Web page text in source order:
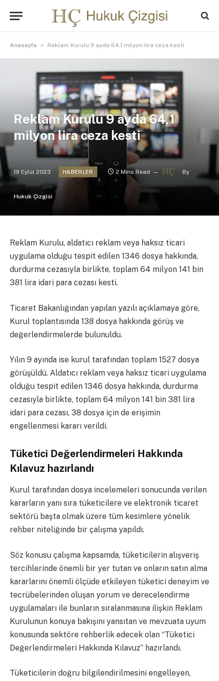
Anasayfa » Reklam Kurulu 9 ayda 64,1 milyon lira ceza kesti
Reklam Kurulu 9 ayda 64,1
milyon lira ceza kesti
19 Eylül 2023 HABERLER 2 Mins Read By
Hukuk Çizgisi
Reklam Kurulu, aldatıcı reklam veya haksız ticari
uygulama olduğu tespit edilen 1346 dosya hakkında,
durdurma cezasıyla birlikte, toplam 64 milyon 141 bin
381 lira idari para cezası kesti.
Ticaret Bakanlığından yapılan yazılı açıklamaya göre,
Kurul toplantısında 138 dosya hakkında görüş ve
değerlendirmelerde bulunuldu.
Yılın 9 ayında ise kurul tarafından toplam 1527 dosya
görüşüldü. Aldatıcı reklam veya haksız ticari uygulama
olduğu tespit edilen 1346 dosya hakkında, durdurma
cezasıyla birlikte, toplam 64 milyon 141 bin 381 lira
idari para cezası, 38 dosya için de erişimin
engellenmesi kararı verildi.
Tüketici Değerlendirmeleri Hakkında
Kılavuz hazırlandı
Kurul tarafından dosya incelemeleri sonucunda verilen
kararların yanı sıra tüketicilere ve elektronik ticaret
sektörü başta olmak üzere tüm kesimlere yönelik
rehber niteliğinde bir çalışma yapıldı.
Söz konusu çalışma kapsamda, tüketicilerin alışveriş
tercihlerinde önemli bir yer tutan ve onların satın alma
kararlarını önemli ölçüde etkileyen tüketici deneyim ve
tecrübelerinden oluşan yorum ve derecelendirme
uygulamaları ile bunların sıralanmasına ilişkin Reklam
Kurulunun konuya bakışını yansıtan ve mevzuata uyum
konusunda sektöre rehberlik edecek olan “Tüketici
Değerlendirmeleri Hakkında Kılavuz” hazırlandı.
Tüketicilerin doğru bilgilendirilmesini engelleyen,